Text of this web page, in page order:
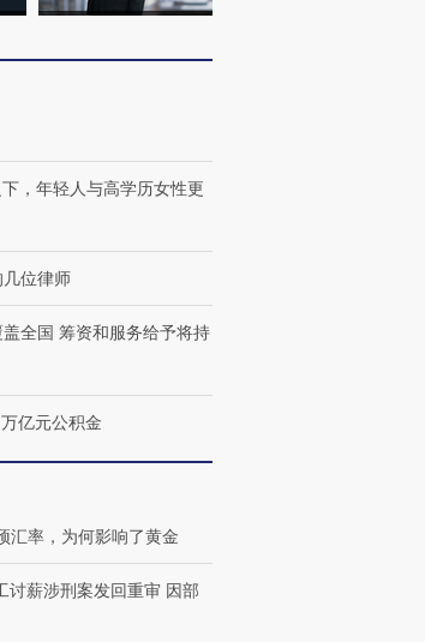
，年轻人与高学历女性更
位律师
全国 筹资和服务给予将持
亿元公积金
汇率，为何影响了黄金
讨薪涉刑案发回重审 因部